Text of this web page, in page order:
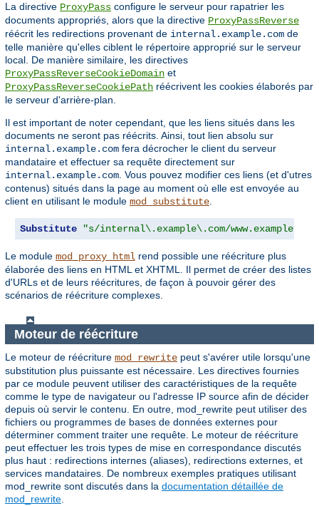
La directive ProxyPass configure le serveur pour rapatrier les
documents appropriés, alors que la directive ProxyPassReverse
réécrit les redirections provenant de internal.example.com de
telle manière qu'elles ciblent le répertoire approprié sur le serveur
local. De manière similaire, les directives
ProxyPassReverseCookieDomain et
ProxyPassReverseCookiePath réécrivent les cookies élaborés par
le serveur d'arrière-plan.
Il est important de noter cependant, que les liens situés dans les
documents ne seront pas réécrits. Ainsi, tout lien absolu sur
internal.example.com fera décrocher le client du serveur
mandataire et effectuer sa requête directement sur
internal.example.com . Vous pouvez modifier ces liens (et d'utres
contenus) situés dans la page au moment où elle est envoyée au
client en utilisant le module mod_substitute
Substitute "s/internal\.example\.com/
Le module mod_proxy_html rend possible une réécriture plus
élaborée des liens en HTML et XHTML. Il permet de créer des listes
d'URLs et de leurs réécritures, de façon à pouvoir gérer des
scénarios de réécriture complexes.
Moteur de réécriture
Le moteur de réécriture mod_rewrite peut s'avérer utile lorsqu'une
substitution plus puissante est nécessaire. Les directives fournies
par ce module peuvent utiliser des caractéristiques de la requête
comme le type de navigateur ou l'adresse IP source afin de décider
depuis où servir le contenu. En outre, mod_rewrite peut utiliser des
fichiers ou programmes de bases de données externes pour
déterminer comment traiter une requête. Le moteur de réécriture
peut effectuer les trois types de mise en correspondance discutés
plus haut : redirections internes (aliases), redirections externes, et
services mandataires. De nombreux exemples pratiques utilisant
mod_rewrite sont discutés dans la documentation détaillée de
mod_rewrite.